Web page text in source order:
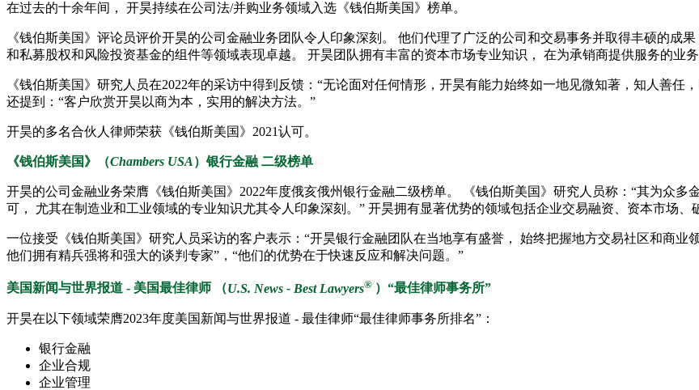
在过去的十余年间， 开昊持续在公司法/并购业务领域入选《钱伯斯美国》榜单。
《钱伯斯美国》评论员评价开昊的公司金融业务团队令人印象深刻。 他们代理了广泛的公司和交易事务并取得丰硕的成
和私募股权和风险投资基金的组件等领域表现卓越。 开昊团队拥有丰富的资本市场专业知识， 在为承销商提供服务的业
《钱伯斯美国》研究人员在2022年的采访中得到反馈：“无论面对任何情形，开昊有能力始终如一地见微知著，知人善任
还提到：“客户欣赏开昊以商为本，实用的解决方法。”
开昊的多名合伙人律师荣获《钱伯斯美国》2021认可。
《钱伯斯美国》（Chambers USA ）银行金融 二级榜单
开昊的公司金融业务荣膺《钱伯斯美国》2022年度俄亥俄州银行金融二级榜单。 《钱伯斯美国》研究人员称：“其为众
可， 尤其在制造业和工业领域的专业知识尤其令人印象深刻。” 开昊拥有显著优势的领域包括企业交易融资、资本市场、
一位接受《钱伯斯美国》研究人员采访的客户表示：“开昊银行金融团队在当地享有盛誉， 始终把握地方交易社区和商业
他们拥有精兵强将和强大的谈判专家”，“他们的优势在于快速反应和解决问题。”
美国新闻与世界报道 - 美国最佳律师 （U.S. News - Best Lawyers® ）“最佳律师事务所”
开昊在以下领域荣膺2023年度美国新闻与世界报道 - 最佳律师“最佳律师事务所排名”：
银行金融
企业合规
企业管理